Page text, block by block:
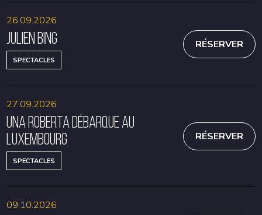
Julien Bing
SPECTACLES
26.09.2026
RÉSERVER
Una Roberta débarque au
Luxembourg
SPECTACLES
27.09.2026
RÉSERVER
09.10.2026